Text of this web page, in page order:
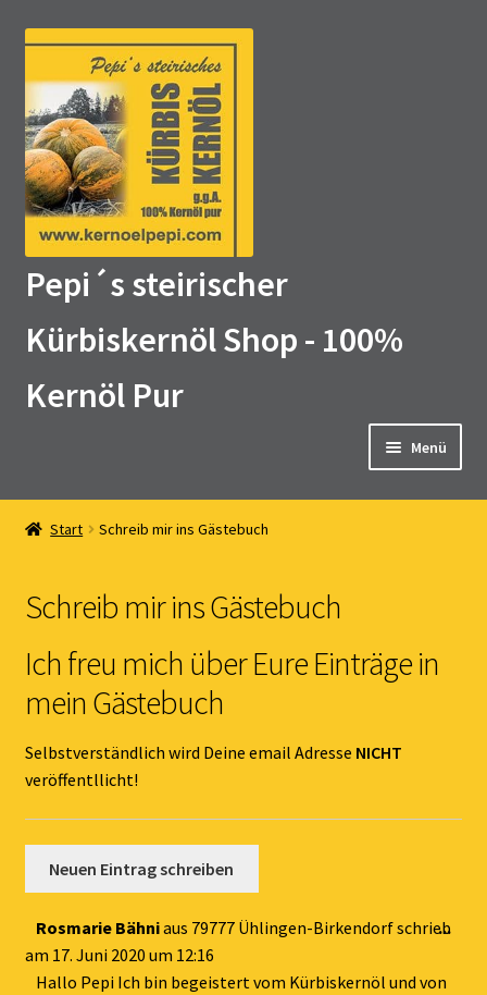
Zur
Navigation
springen
Zum
springen
Pepi´s steirischer
Kürbiskernöl Shop - 100%
Kernöl Pur
Menü
Home
Kernöl Pepi
Übers Kernöl
Kontakt
Gästebuch
Start Schreib mir ins Gästebuch
Schreib mir ins Gästebuch
Ich freu mich über Eure Einträge in
mein Gästebuch
Selbstverständlich wird Deine email Adresse NICHT
veröffentllicht!
Rosmarie Bähniaus 79777 Ühlingen-Birkendorfschrieb
am 17. Juni 2020 um 12:16
Hallo Pepi Ich bin begeistert vom Kürbiskernöl und von
...